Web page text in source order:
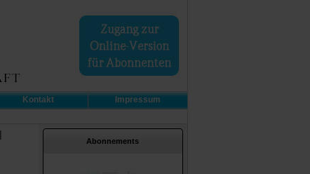
Kontakt Impressum
Abonnements